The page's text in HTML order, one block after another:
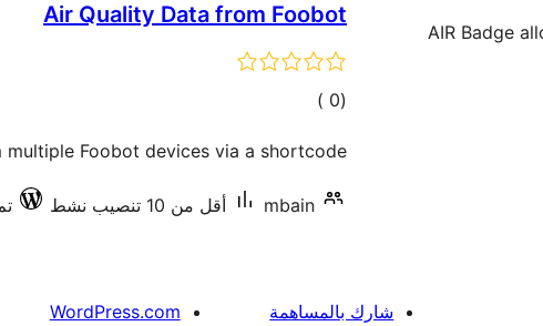
AIR Badge
Air Quality Data from Foobot
(0
إجمالي)
Foobot devices via a shortcode.
mbain أقل من 10 تنصيب نشط
شارك بالمساهمة WordPress.com